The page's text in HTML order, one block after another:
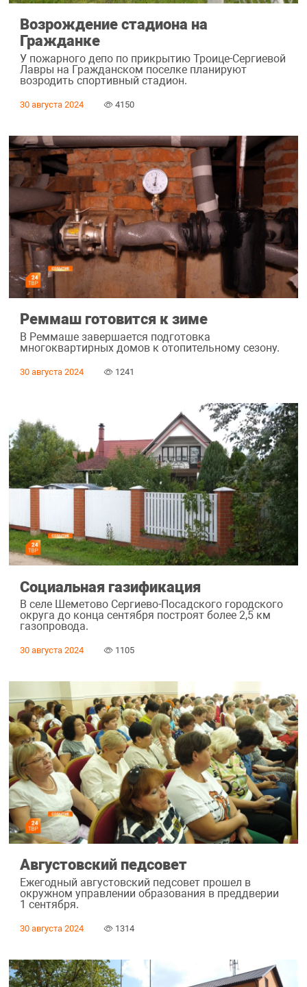
Возрождение стадиона на
Гражданке
У пожарного депо по прикрытию Троице-Сергиевой
Лавры на Гражданском поселке планируют
возродить спортивный стадион.
30 августа 2024 4150
Реммаш готовится к зиме
В Реммаше завершается подготовка
многоквартирных домов к отопительному сезону.
30 августа 2024 1241
Социальная газификация
В селе Шеметово Сергиево-Посадского городского
округа до конца сентября построят более 2,5 км
газопровода.
30 августа 2024 1105
Августовский педсовет
Ежегодный августовский педсовет прошел в
окружном управлении образования в преддверии
1 сентября.
30 августа 2024 1314